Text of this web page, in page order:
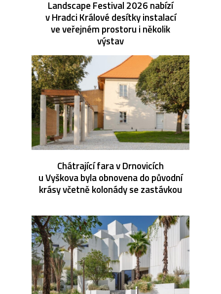
Landscape Festival 2026 nabízí
v Hradci Králové desítky instalací
ve veřejném prostoru i několik
výstav
Chátrající fara v Drnovicích
u Vyškova byla obnovena do původní
krásy včetně kolonády se zastávkou